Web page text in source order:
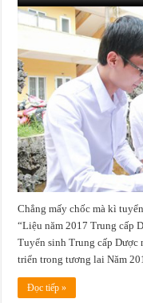
Chẳng mấy chốc mà kì
“Liệu năm 2017 Trung cấp
Tuyển sinh Trung cấp Dược
triển trong tương lai Năm
Đọc tiếp »